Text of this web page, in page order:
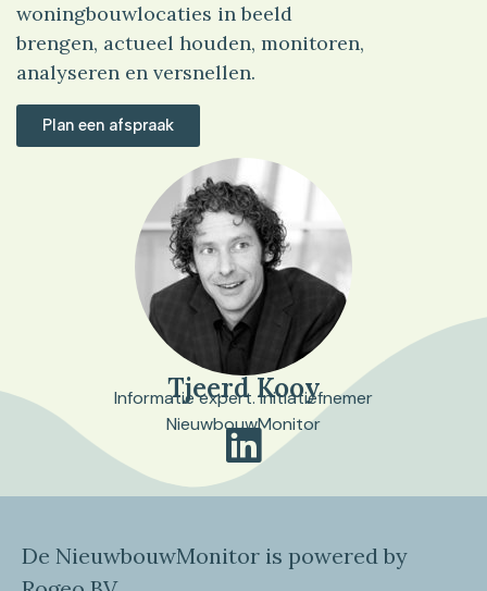
woningbouwlocaties in beeld
brengen, actueel houden, monitoren,
analyseren en versnellen.
Plan een afspraak
Tjeerd Kooy
Informatie expert. Initiatiefnemer
NieuwbouwMonitor
De NieuwbouwMonitor is powered by